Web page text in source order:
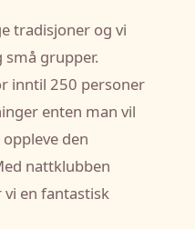
tradisjoner og vi
grupper.
inntil 250 personer
enten man vil
den
nattklubben
vi en fantastisk